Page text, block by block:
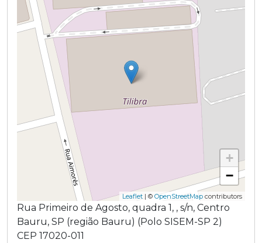
+
−
Leaflet | © OpenStreetMap contributors
Rua Primeiro de Agosto, quadra 1, , s/n, Centro
Bauru, SP (região Bauru) (Polo SISEM-SP 2)
CEP 17020-011